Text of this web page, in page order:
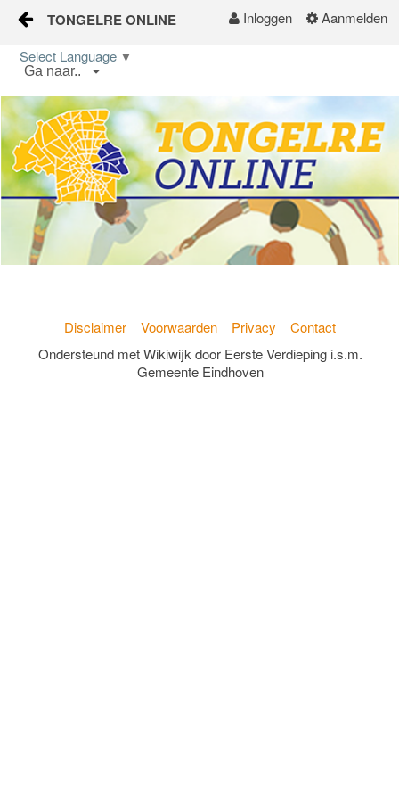
Naar content
Inloggen Aanmelden
TONGELRE ONLINE
Home
Wijkgids
Kalender
Nieuws
Groepen
Ga naar..
Disclaimer Voorwaarden Privacy
Contact
Ondersteund met Wikiwijk door Eerste Verdieping i.s.m.
Gemeente Eindhoven
Select Language ▼